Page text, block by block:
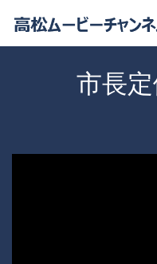
市長